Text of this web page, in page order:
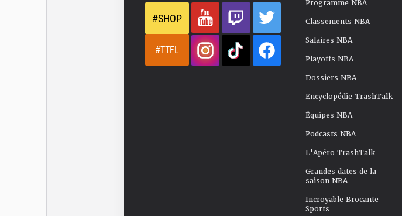
#SHOP
#TTFL
Programme NBA
Classements NBA
Salaires NBA
Playoffs NBA
Dossiers NBA
Encyclopédie TrashTalk
Équipes NBA
Podcasts NBA
L'Apéro TrashTalk
Grandes dates de la
saison NBA
Incroyable Brocante
Sports